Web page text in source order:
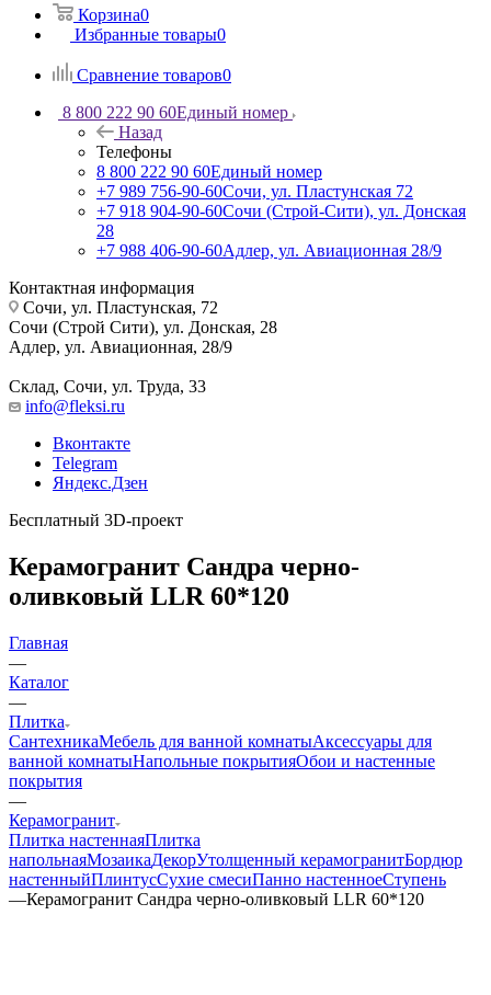
Корзина0
Избранные товары0
Сравнение товаров0
8 800 222 90 60Единый номер
Назад
Телефоны
8 800 222 90 60Единый номер
+7 989 756-90-60Сочи, ул. Пластунская 72
+7 918 904-90-60Сочи (Строй-Сити), ул. Донская
28
+7 988 406-90-60Адлер, ул. Авиационная 28/9
Контактная информация
Сочи, ул. Пластунская, 72
Сочи (Строй Сити), ул. Донская, 28
Адлер, ул. Авиационная, 28/9
Склад, Сочи, ул. Труда, 33
info@fleksi.ru
Вконтакте
Telegram
Яндекс.Дзен
Бесплатный 3D-проект
Керамогранит Сандра черно-
оливковый LLR 60*120
Главная
—
Каталог
—
Плитка
СантехникаМебель для ванной комнатыАксессуары для
ванной комнатыНапольные покрытияОбои и настенные
покрытия
—
Керамогранит
Плитка настеннаяПлитка
напольнаяМозаикаДекорУтолщенный керамогранитБордюр
настенныйПлинтусСухие смесиПанно настенноеСтупень
—Керамогранит Сандра черно-оливковый LLR 60*120